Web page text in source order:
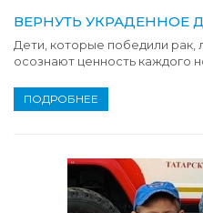
ВЕРНУТЬ УКРАДЕННОЕ
Дети, которые победили
осознают ценность каждого
ПОДРОБНЕЕ